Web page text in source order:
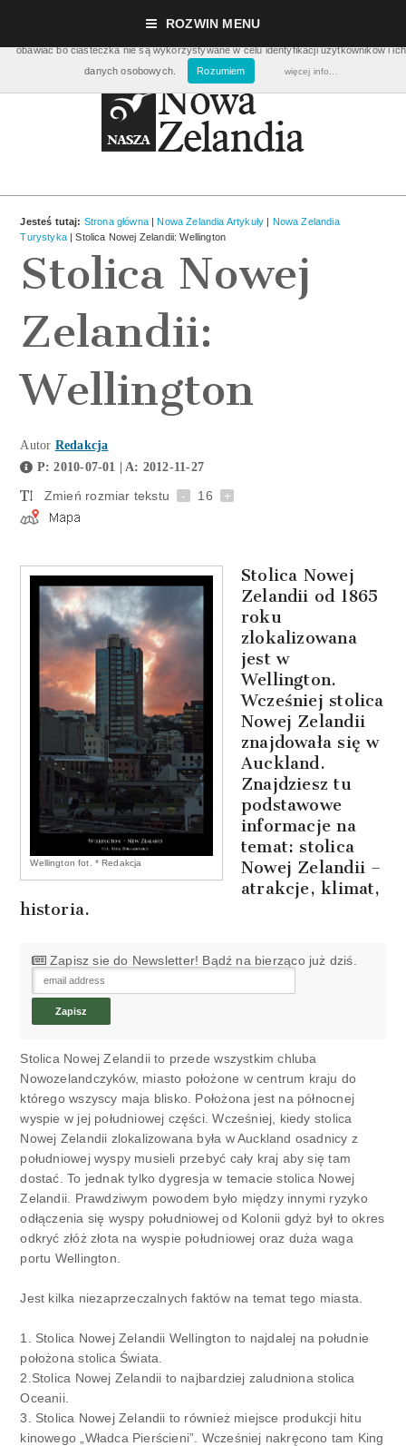
ROZWIN MENU
Jesteś tutaj: Strona główna|Nowa Zelandia Artykuły | Nowa Zelandia
Turystyka| Stolica Nowej Zelandii: Wellington
Stolica Nowej
Zelandii:
Wellington
Autor Redakcja
P: 2010-07-01 | A: 2012-11-27
Zmień rozmiar tekstu - 16 +
Wellington fot. * Redakcja
Stolica Nowej
Zelandii od 1865
roku
zlokalizowana
jest w
Wellington.
Wcześniej stolica
Nowej Zelandii
znajdowała się w
Auckland.
Znajdziesz tu
podstawowe
informacje na
temat: stolica
Nowej Zelandii –
atrakcje, klimat,
historia.
Zapisz sie do Newsletter! Bądź na bierząco już dziś.
Stolica Nowej Zelandii to przede wszystkim chluba
Nowozelandczyków, miasto położone w centrum kraju do
którego wszyscy maja blisko. Położona jest na północnej
wyspie w jej południowej części. Wcześniej, kiedy stolica
Nowej Zelandii zlokalizowana była w Auckland osadnicy z
południowej wyspy musieli przebyć cały kraj aby się tam
dostać. To jednak tylko dygresja w temacie stolica Nowej
Zelandii. Prawdziwym powodem było między innymi ryzyko
odłączenia się wyspy południowej od Kolonii gdyż był to okres
odkryć złóż złota na wyspie południowej oraz duża waga
portu Wellington.
Jest kilka niezaprzeczalnych faktów na temat tego miasta.
1. Stolica Nowej Zelandii Wellington to najdalej na południe
położona stolica Świata.
2.Stolica Nowej Zelandii to najbardziej zaludniona stolica
Oceanii.
3. Stolica Nowej Zelandii to również miejsce produkcji hitu
kinowego „Władca Pierścieni”. Wcześniej nakręcono tam King
Nasza strona używa ciasteczek (cookies), dzięki którym nasz serwis może działać
obawiać bo ciasteczka nie są wykorzystywane w celu identyfikacji użytkowników i ich
danych osobowych.
Rozumiem więcej info...